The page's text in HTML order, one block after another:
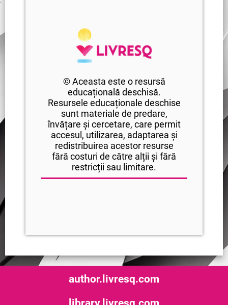
© Aceasta este o resursă
educațională deschisă.
Resursele educaționale deschise
sunt materiale de predare,
învățare și cercetare, care permit
accesul, utilizarea, adaptarea și
redistribuirea acestor resurse
fără costuri de către alții și fără
restricții sau limitare.
author.livresq.com